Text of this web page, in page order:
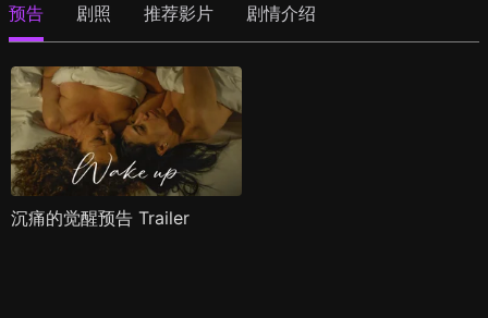
预告 剧照 推荐影片 剧情介绍
沉痛的觉醒预告 Trailer